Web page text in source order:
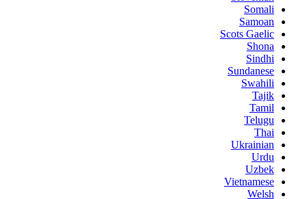
Somali
Samoan
Scots Gaelic
Shona
Sindhi
Sundanese
Swahili
Tajik
Tamil
Telugu
Thai
Ukrainian
Urdu
Uzbek
Vietnamese
Welsh